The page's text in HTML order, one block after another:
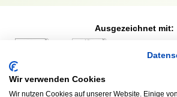
Ausgezeichnet mit:
Wir verwenden Cookies
Wir nutzen Cookies auf unserer Website. Einige